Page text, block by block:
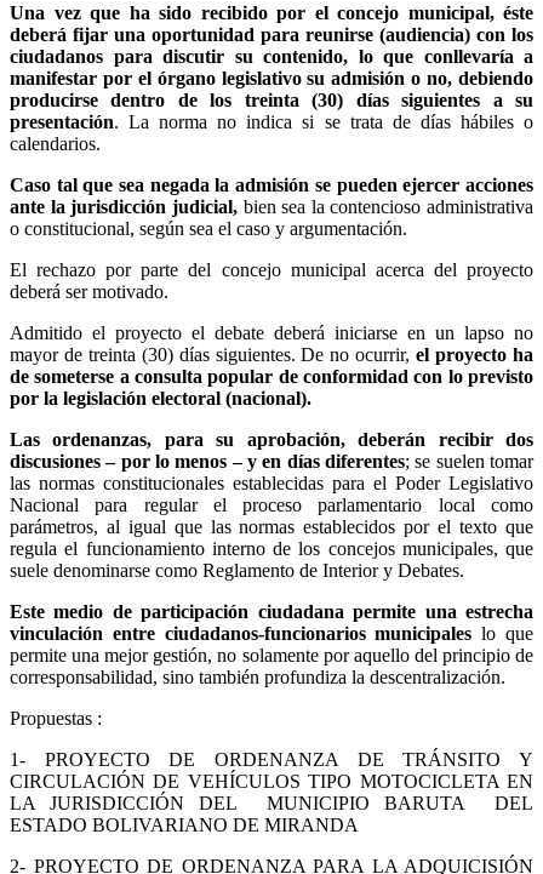
Una vez que ha sido recibido por el concejo municipal, éste
deberá fijar una oportunidad para reunirse (audiencia) con los
ciudadanos para discutir su contenido, lo que conllevaría a
manifestar por el órgano legislativo su admisión o no, debiendo
producirse dentro de los treinta (30) días siguientes a su
presentación. La norma no indica si se trata de días hábiles o
calendarios.
Caso tal que sea negada la admisión se pueden ejercer acciones
ante la jurisdicción judicial,bien sea la contencioso administrativa
o constitucional, según sea el caso y argumentación.
El rechazo por parte del concejo municipal acerca del proyecto
deberá ser motivado.
Admitido el proyecto el debate deberá iniciarse en un lapso no
mayor de treinta (30) días siguientes. De no ocurrir,el proyecto ha
de someterse a consulta popular de conformidad con lo previsto
por la legislación electoral (nacional).
Las ordenanzas, para su aprobación, deberán recibir dos
discusiones – por lo menos – y en días diferentes; se suelen tomar
las normas constitucionales establecidas para el Poder Legislativo
Nacional para regular el proceso parlamentario local como
parámetros, al igual que las normas establecidos por el texto que
regula el funcionamiento interno de los concejos municipales, que
suele denominarse como Reglamento de Interior y Debates.
Este medio de participación ciudadana permite una estrecha
vinculación entre ciudadanos-funcionarios municipales lo que
permite una mejor gestión, no solamente por aquello del principio de
corresponsabilidad, sino también profundiza la descentralización.
Propuestas :
1- PROYECTO DE ORDENANZA DE TRÁNSITO Y
CIRCULACIÓN DE VEHÍCULOS TIPO MOTOCICLETA EN
LA JURISDICCIÓN DEL MUNICIPIO BARUTA DEL
ESTADO BOLIVARIANO DE MIRANDA
2- PROYECTO DE ORDENANZA PARA LA ADQUICISIÓN